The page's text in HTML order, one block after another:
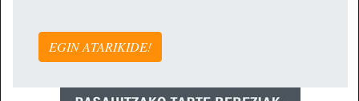
EGIN ATARIKIDE!